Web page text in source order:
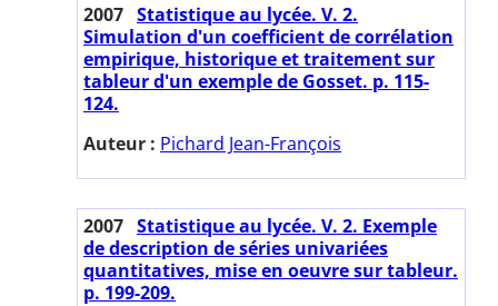
2007 Statistique au lycée. V. 2.
Simulation d'un coefficient de corrélation
empirique, historique et traitement sur
tableur d'un exemple de Gosset. p. 115-
124.
Auteur : Pichard Jean-François
2007 Statistique au lycée. V. 2. Exemple
de description de séries univariées
quantitatives, mise en oeuvre sur tableur.
p. 199-209.